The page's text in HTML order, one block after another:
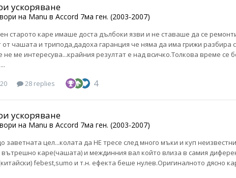
ускоряване
на Manu в Accord 7ма ген. (2003-2007)
старото каре имаше доста дълбоки язви и не ставаше да се
от чашата и трипода,дадоха гаранция че няма да има грижи
не ме интересува...крайния резултат е над всичко.Толкова време се
28 replies 4
ускоряване
на Manu в Accord 7ма ген. (2003-2007)
заветната цел...колата да НЕ тресе след много мъки и куп
вътрешно каре(чашата) и междинния вал който влиза в самия
febest,sumo и т.н. ефекта беше нулев.Оригиналното дясно